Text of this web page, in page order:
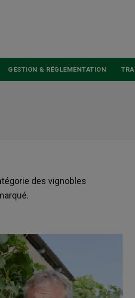
GESTION & RÉGLEMENTATION
des vignobles